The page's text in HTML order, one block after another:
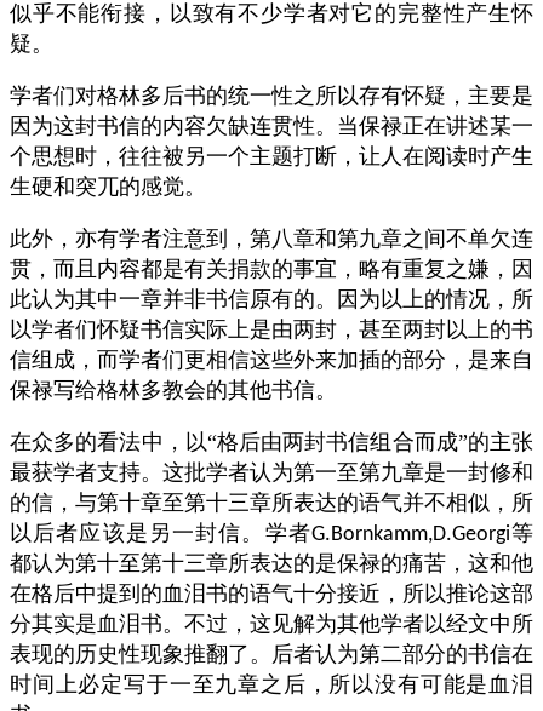
似乎不能衔接，以致有不少学者对它的完整性产生怀
疑。
学者们对格林多后书的统一性之所以存有怀疑，主要是
因为这封书信的内容欠缺连贯性。当保禄正在讲述某一
个思想时，往往被另一个主题打断，让人在阅读时产生
生硬和突兀的感觉。
此外，亦有学者注意到，第八章和第九章之间不单欠连
贯，而且内容都是有关捐款的事宜，略有重复之嫌，因
此认为其中一章并非书信原有的。因为以上的情况，所
以学者们怀疑书信实际上是由两封，甚至两封以上的书
信组成，而学者们更相信这些外来加插的部分，是来自
保禄写给格林多教会的其他书信。
在众多的看法中，以“格后由两封书信组合而成”的主张
最获学者支持。这批学者认为第一至第九章是一封修和
的信，与第十章至第十三章所表达的语气并不相似，所
以后者应该是另一封信。学者G.Bornkamm,D.Georgi等
都认为第十至第十三章所表达的是保禄的痛苦，这和他
在格后中提到的血泪书的语气十分接近，所以推论这部
分其实是血泪书。不过，这见解为其他学者以经文中所
表现的历史性现象推翻了。后者认为第二部分的书信在
时间上必定写于一至九章之后，所以没有可能是血泪